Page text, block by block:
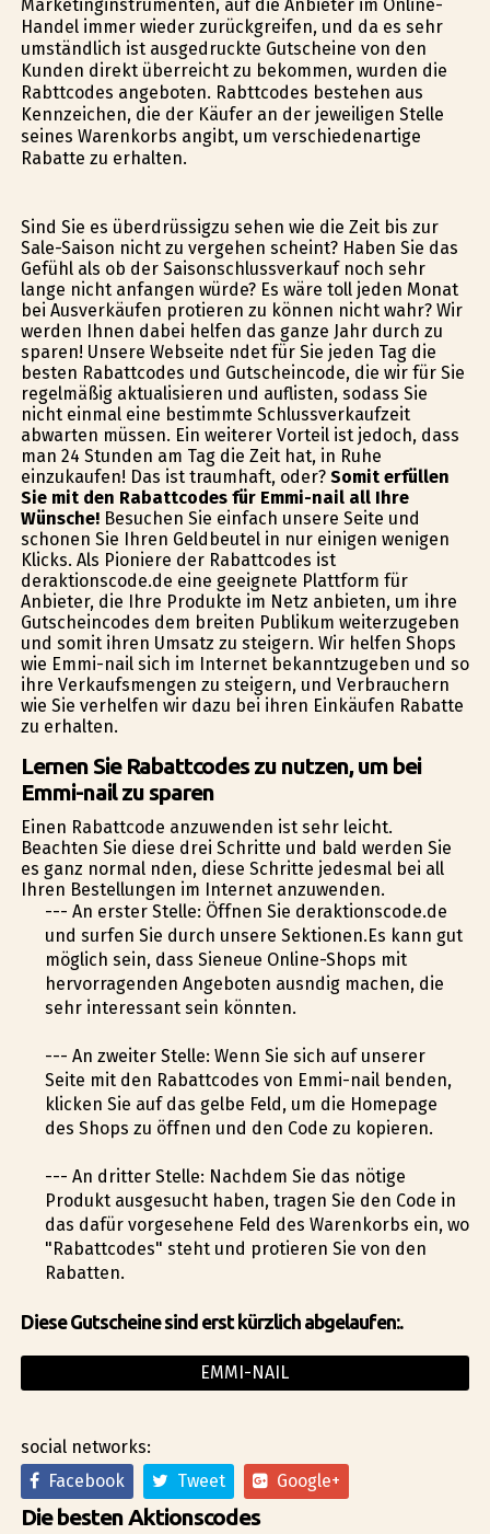
Marketinginstrumenten, auf die Anbieter im Online-
Handel immer wieder zurückgreifen, und da es sehr
umständlich ist ausgedruckte Gutscheine von den
Kunden direkt überreicht zu bekommen, wurden die
Rabttcodes angeboten. Rabttcodes bestehen aus
Kennzeichen, die der Käufer an der jeweiligen Stelle
seines Warenkorbs angibt, um verschiedenartige
Rabatte zu erhalten.
Sind Sie es überdrüssigzu sehen wie die Zeit bis zur
Sale-Saison nicht zu vergehen scheint? Haben Sie das
Gefühl als ob der Saisonschlussverkauf noch sehr
lange nicht anfangen würde? Es wäre toll jeden Monat
bei Ausverkäufen profitieren zu können nicht wahr? Wir
werden Ihnen dabei helfen das ganze Jahr durch zu
sparen! Unsere Webseite findet für Sie jeden Tag die
besten Rabattcodes und Gutscheincode, die wir für Sie
regelmäßig aktualisieren und auflisten, sodass Sie
nicht einmal eine bestimmte Schlussverkaufzeit
abwarten müssen. Ein weiterer Vorteil ist jedoch, dass
man 24 Stunden am Tag die Zeit hat, in Ruhe
einzukaufen! Das ist traumhaft, oder? Somit erfüllen
Sie mit den Rabattcodes für Emmi-nail all Ihre
Wünsche!Besuchen Sie einfach unsere Seite und
schonen Sie Ihren Geldbeutel in nur einigen wenigen
Klicks. Als Pioniere der Rabattcodes ist
deraktionscode.de eine geeignete Plattform für
Anbieter, die Ihre Produkte im Netz anbieten, um ihre
Gutscheincodes dem breiten Publikum weiterzugeben
und somit ihren Umsatz zu steigern. Wir helfen Shops
wie Emmi-nail sich im Internet bekanntzugeben und so
ihre Verkaufsmengen zu steigern, und Verbrauchern
wie Sie verhelfen wir dazu bei ihren Einkäufen Rabatte
zu erhalten.
Lernen Sie Rabattcodes zu nutzen, um bei
Emmi-nail zu sparen
Einen Rabattcode anzuwenden ist sehr leicht.
Beachten Sie diese drei Schritte und bald werden Sie
es ganz normal finden, diese Schritte jedesmal bei all
Ihren Bestellungen im Internet anzuwenden.
--- An erster Stelle: Öffnen Sie deraktionscode.de
und surfen Sie durch unsere Sektionen.Es kann gut
möglich sein, dass Sieneue Online-Shops mit
hervorragenden Angeboten ausfindig machen, die
sehr interessant sein könnten.
--- An zweiter Stelle: Wenn Sie sich auf unserer
Seite mit den Rabattcodes von Emmi-nail befinden,
klicken Sie auf das gelbe Feld, um die Homepage
des Shops zu öffnen und den Code zu kopieren.
--- An dritter Stelle: Nachdem Sie das nötige
Produkt ausgesucht haben, tragen Sie den Code in
das dafür vorgesehene Feld des Warenkorbs ein, wo
"Rabattcodes" steht und profitieren Sie von den
Rabatten.
Diese Gutscheine sind erst kürzlich abgelaufen:.
EMMI-NAIL
social networks:
Facebook
Tweet Google+
Die besten Aktionscodes